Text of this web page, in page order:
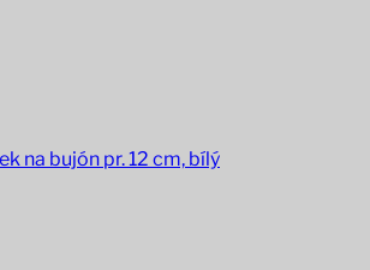
na bujón pr. 12 cm, bílý